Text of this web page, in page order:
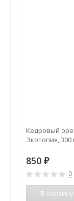
Кедровый
Экотопия, 300
850 ₽
0
В корзину